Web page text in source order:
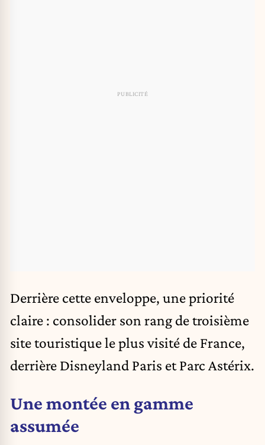
Derrière cette enveloppe, une priorité
claire : consolider son rang de troisième
site touristique le plus visité de France,
derrière Disneyland Paris et Parc Astérix.
Une montée en gamme
assumée